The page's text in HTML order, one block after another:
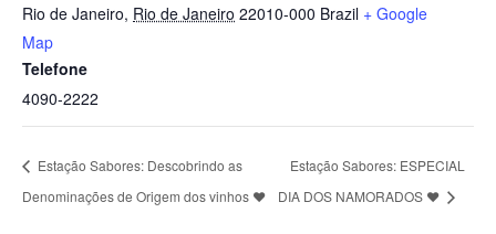
Rio de Janeiro, Rio de Janeiro 22010-000 Brazil + Google
Map
Telefone
4090-2222
Estação Sabores: Descobrindo as
Denominações de Origem dos vinhos ❤️
Estação Sabores: ESPECIAL
DIA DOS NAMORADOS ❤️